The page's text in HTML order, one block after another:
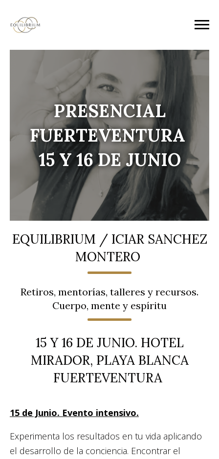
PRESENCIAL
FUERTEVENTURA
15 Y 16 DE JUNIO
EQUILIBRIUM / ICIAR SANCHEZ
MONTERO
Retiros, mentorías, talleres y recursos.
Cuerpo, mente y espíritu
15 Y 16 DE JUNIO. HOTEL
MIRADOR, PLAYA BLANCA
FUERTEVENTURA
15 de Junio. Evento intensivo.
Experimenta los resultados en tu vida aplicando
el desarrollo de la conciencia. Encontrar el